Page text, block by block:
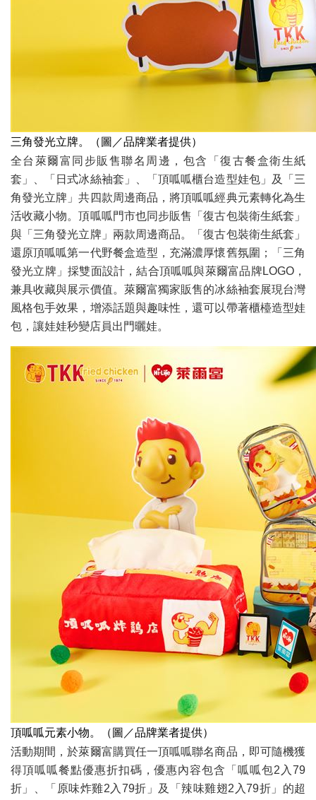
三角發光立牌。（圖／品牌業者提供）
全台萊爾富同步販售聯名周邊，包含「復古餐盒衛生紙
套」、「日式冰絲袖套」、「頂呱呱櫃台造型娃包」及「三
角發光立牌」共四款周邊商品，將頂呱呱經典元素轉化為生
活收藏小物。頂呱呱門市也同步販售「復古包裝衛生紙套」
與「三角發光立牌」兩款周邊商品。「復古包裝衛生紙套」
還原頂呱呱第一代野餐盒造型，充滿濃厚懷舊氛圍；「三角
發光立牌」採雙面設計，結合頂呱呱與萊爾富品牌LOGO，
兼具收藏與展示價值。萊爾富獨家販售的冰絲袖套展現台灣
風格包手效果，增添話題與趣味性，還可以帶著櫃檯造型娃
包，讓娃娃秒變店員出門曬娃。
頂呱呱元素小物。（圖／品牌業者提供）
活動期間，於萊爾富購買任一頂呱呱聯名商品，即可隨機獲
得頂呱呱餐點優惠折扣碼，優惠內容包含「呱呱包2入79
折」、「原味炸雞2入79折」及「辣味雞翅2入79折」的超